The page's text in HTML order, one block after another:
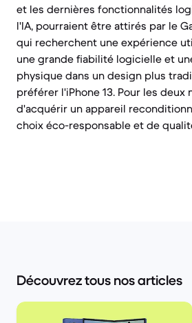
et les dernières fonctionnalités
l'IA, pourraient être attirés par le
qui recherchent une expérience
une grande fiabilité logicielle et
physique dans un design plus
préférer l'iPhone 13. Pour les deux
d'acquérir un appareil
choix éco-responsable et de
Découvrez tous nos articles